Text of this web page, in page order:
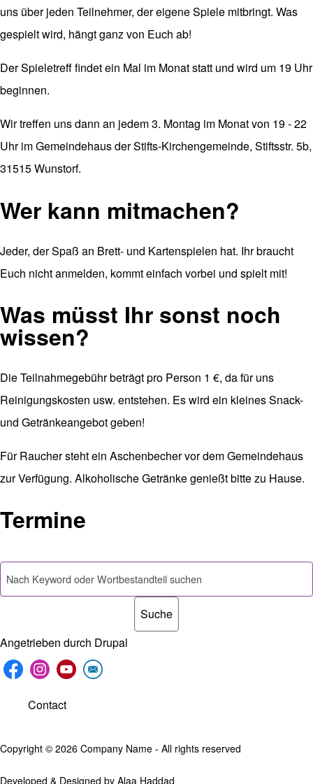
uns über jeden Teilnehmer, der eigene Spiele mitbringt. Was
gespielt wird, hängt ganz von Euch ab!
Der Spieletreff findet ein Mal im Monat statt und wird um 19 Uhr
beginnen.
Wir treffen uns dann an jedem 3. Montag im Monat von 19 - 22
Uhrim Gemeindehaus der Stifts-Kirchengemeinde, Stiftsstr. 5b,
31515 Wunstorf.
Wer kann mitmachen?
Jeder, der Spaß an Brett- und Kartenspielen hat. Ihr braucht
Euch nicht anmelden, kommt einfach vorbei und spielt mit!
Was müsst Ihr sonst noch
wissen?
Die Teilnahmegebühr beträgt pro Person 1 €, da für uns
Reinigungskosten usw. entstehen. Es wird ein kleines Snack-
und Getränkeangebot geben!
Für Raucher steht ein Aschenbecher vor dem Gemeindehaus
zur Verfügung. Alkoholische Getränke genießt bitte zu Hause.
Termine
Suche
Angetrieben durch Drupal
Footer menu
Contact
Copyright © 2026 Company Name - All rights reserved
Developed & Designed by Alaa Haddad